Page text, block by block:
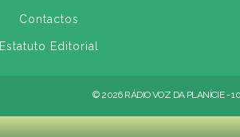
Contactos
Estatuto Editorial
© 2026 RÁDIO VOZ DA PLANÍCIE -